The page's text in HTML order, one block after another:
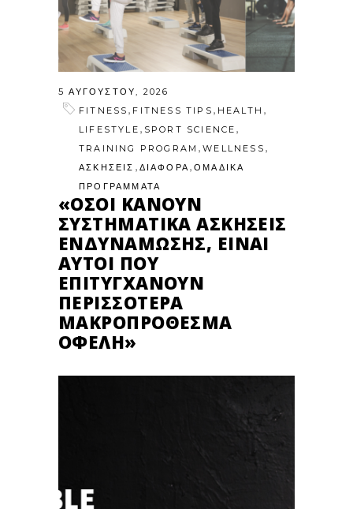
5 ΑΥΓΟΎΣΤΟΥ, 2026
FITNESS , FITNESS TIPS , HEALTH ,
LIFESTYLE , SPORT SCIENCE ,
TRAINING PROGRAM ,WELLNESS ,
ΑΣΚΗΣΕΙΣ , ΔΙΑΦΟΡΑ ,ΟΜΑΔΙΚΑ
ΠΡΟΓΡΑΜΜΑΤΑ
«ΌΣΟΙ ΚΆΝΟΥΝ
ΣΥΣΤΗΜΑΤΙΚΆ ΑΣΚΉΣΕΙΣ
ΕΝΔΥΝΆΜΩΣΗΣ, ΕΊΝΑΙ
ΑΥΤΟΊ ΠΟΥ
ΕΠΙΤΥΓΧΆΝΟΥΝ
ΠΕΡΙΣΣΌΤΕΡΑ
ΜΑΚΡΟΠΡΌΘΕΣΜΑ
ΟΦΈΛΗ»